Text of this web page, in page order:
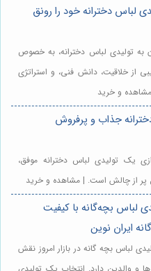
لباس دخترانه خود را رونق
به تولیدی لباس دخترانه، به خصوص
از خلاقیت، دانش فنی، و استراتژی
و خرید
جذاب و پرفروش
یک تولیدی لباس دخترانه موفق،
پر از چالش است. | مشاهده و خرید
لباس بچه‌گانه با کیفیت
ایران نوین
لباس بچه گانه در بازار امروز نقش